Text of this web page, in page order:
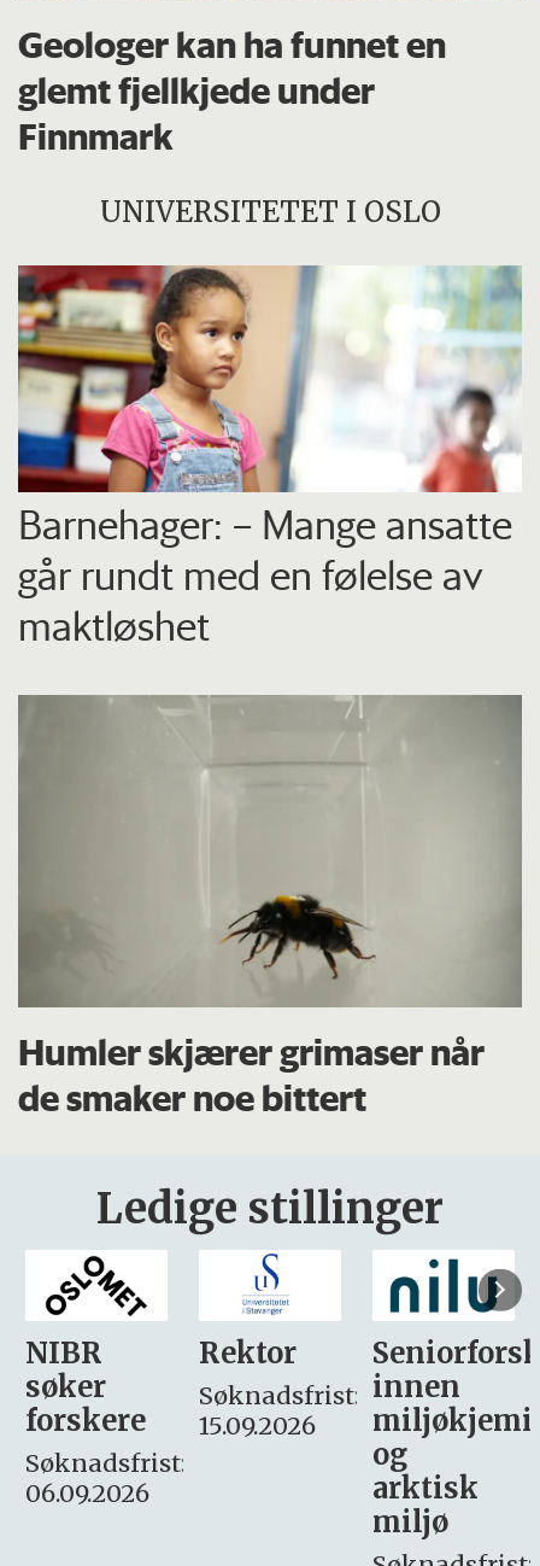
Geologer kan ha funnet en
glemt fjellkjede under
Finnmark
UNIVERSITETET I OSLO
Barnehager: – Mange ansatte
går rundt med en følelse av
maktløshet
Humler skjærer grimaser når
de smaker noe bittert
Ledige stillinger
Rektor
Søknadsfrist:
15.09.2026
Seniorforsker
innen
miljøkjemi
søker
– fast
Søknadsfrist:
16. august.